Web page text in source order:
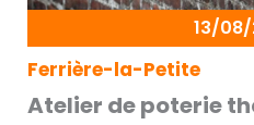
13/
Ferrière-la-Petite
Atelier de poterie